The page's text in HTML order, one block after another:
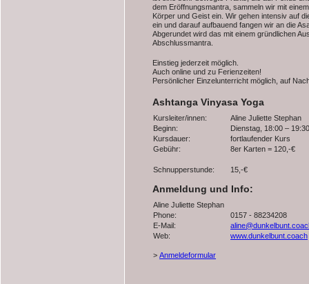
dem Eröffnungsmantra, sammeln wir mit
Körper und Geist ein. Wir gehen intensiv auf
ein und darauf aufbauend fangen wir an die
Abgerundet wird das mit einem gründlichen
Abschlussmantra.
Einstieg jederzeit möglich.
Auch online und zu Ferienzeiten!
Persönlicher Einzelunterricht möglich, auf
Ashtanga Vinyasa Yoga
Kursleiter/innen:
Aline Juliette Stephan
Beginn:
Dienstag, 18:00 –
Kursdauer:
fortlaufender Kurs
Gebühr:
8er Karten = 120,-€
Schnupperstunde: 15,-€
Anmeldung und Info:
Aline Juliette Stephan
Phone:
0157 - 88234208
E-Mail:
Web:
www.dunkelbunt.coach
> Anmeldeformular